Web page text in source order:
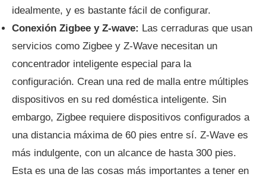
idealmente, y es bastante fácil de configurar.
Conexión Zigbee y Z-wave: Las cerraduras que usan
servicios como Zigbee y Z-Wave necesitan un
concentrador inteligente especial para la
configuración. Crean una red de malla entre múltiples
dispositivos en su red doméstica inteligente. Sin
embargo, Zigbee requiere dispositivos configurados a
una distancia máxima de 60 pies entre sí. Z-Wave es
más indulgente, con un alcance de hasta 300 pies.
Esta es una de las cosas más importantes a tener en